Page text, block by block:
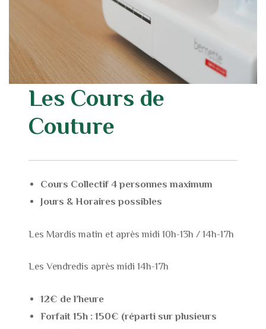
Les Cours de
Couture
Cours Collectif 4 personnes maximum
Jours & Horaires possibles
Les Mardis matin et après midi 10h-13h / 14h-17h
Les Vendredis après midi 14h-17h
12€ de l’heure
Forfait 15h : 150€ (réparti sur plusieurs